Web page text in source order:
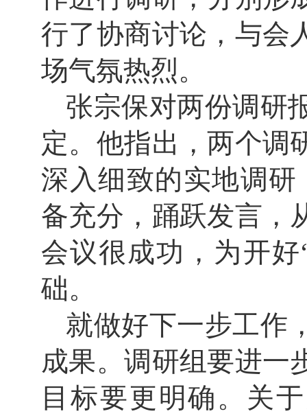
行了协商讨论，与会
场气氛热烈。
张宗保对两份调研
定。他指出，两个调
深入细致的实地调
备充分，踊跃发言，
会议很成功，为开
础。
就做好下一步工作
成果。调研组要进一
目标要更明确。关